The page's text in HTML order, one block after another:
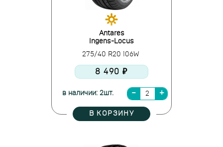
Antares
Ingens-Locus
275/40 R20 106W
8 490 ₽
в наличии: 2шт.
В КОРЗИНУ